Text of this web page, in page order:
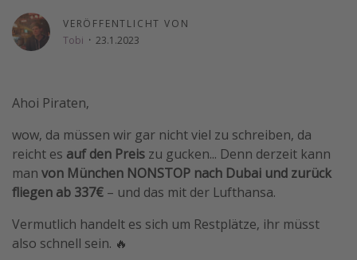
Singlereisen
Strandurlaub
Hotels in Amsterdam
Hotels am Achensee
Weitere Themen
Familienurlaub in der Türkei
VERÖFFENTLICHT VON
Tobi · 23.1.2023
Ahoi Piraten,
wow, da müssen wir gar nicht viel zu schreiben, da
reicht es auf den Preis zu gucken... Denn derzeit kann
man von München NONSTOP nach Dubai und zurück
fliegen ab 337€ – und das mit der Lufthansa.
Vermutlich handelt es sich um Restplätze, ihr müsst
also schnell sein. 🔥